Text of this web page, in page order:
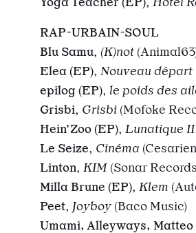
RAP-URBAIN-SOUL
Blu Samu, (K)not
Elea (EP), Nouveau départ
epilog (EP), le poids des
Grisbi, Grisbi (Mofoke
Hein’Zoo (EP), Lunatique II
Le Seize, Cinéma
Linton, KIM (Sonar
Milla Brune (EP), Klem
Peet, Joyboy (Baco Music)
Umami, Alleyways, Matteo